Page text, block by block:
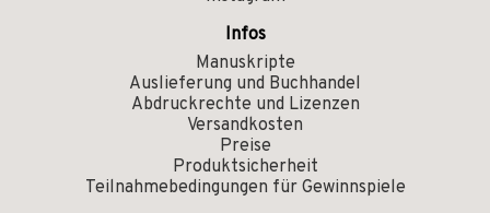
Infos
Manuskripte
Auslieferung und Buchhandel
Abdruckrechte und Lizenzen
Versandkosten
Preise
Produktsicherheit
Teilnahmebedingungen für Gewinnspiele